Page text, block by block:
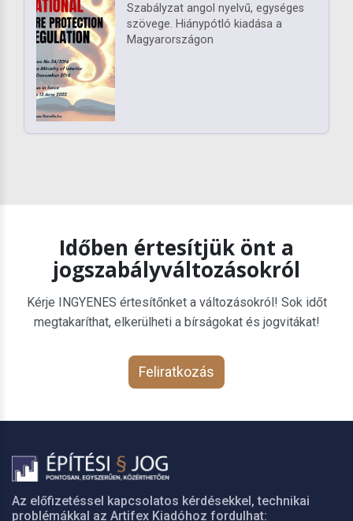
Szabályzat angol nyelvű, egységes
szövege. Hiánypótló kiadása a
Magyarországon
Időben értesítjük önt a
jogszabályváltozásokról
Kérje INGYENES értesítőnket a változásokról! Sok időt
megtakaríthat, elkerülheti a bírságokat és jogvitákat!
Feliratkozás
Az előfizetéssel kapcsolatos kérdésekkel, technikai
problémákkal az Artifex Kiadóhoz fordulhat: